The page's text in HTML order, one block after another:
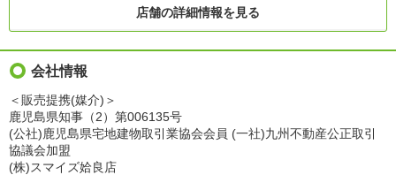
店舗の詳細情報を見る
会社情報
＜販売提携(媒介)＞
鹿児島県知事（2）第006135号
(公社)鹿児島県宅地建物取引業協会会員 (一社)九州不動産公正取引
協議会加盟
(株)スマイズ姶良店